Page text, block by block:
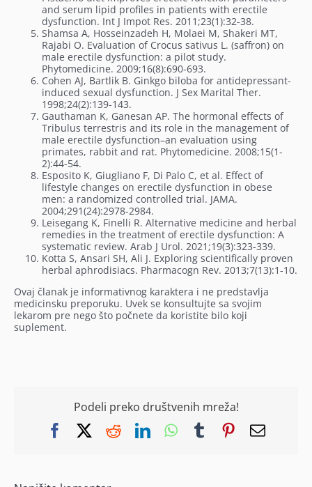
and serum lipid profiles in patients with erectile
dysfunction. Int J Impot Res. 2011;23(1):32-38.
Shamsa A, Hosseinzadeh H, Molaei M, Shakeri MT,
Rajabi O. Evaluation of Crocus sativus L. (saffron) on
male erectile dysfunction: a pilot study.
Phytomedicine. 2009;16(8):690-693.
Cohen AJ, Bartlik B. Ginkgo biloba for antidepressant-
induced sexual dysfunction. J Sex Marital Ther.
1998;24(2):139-143.
Gauthaman K, Ganesan AP. The hormonal effects of
Tribulus terrestris and its role in the management of
male erectile dysfunction–an evaluation using
primates, rabbit and rat. Phytomedicine. 2008;15(1-
2):44-54.
Esposito K, Giugliano F, Di Palo C, et al. Effect of
lifestyle changes on erectile dysfunction in obese
men: a randomized controlled trial. JAMA.
2004;291(24):2978-2984.
Leisegang K, Finelli R. Alternative medicine and herbal
remedies in the treatment of erectile dysfunction: A
systematic review. Arab J Urol. 2021;19(3):323-339.
Kotta S, Ansari SH, Ali J. Exploring scientifically proven
herbal aphrodisiacs. Pharmacogn Rev. 2013;7(13):1-10.
Ovaj članak je informativnog karaktera i ne predstavlja
medicinsku preporuku. Uvek se konsultujte sa svojim
lekarom pre nego što počnete da koristite bilo koji
suplement.
Podeli preko društvenih mreža!
Facebook
X RedditLinkedInWhatsApp
TumblrPinterest
Email